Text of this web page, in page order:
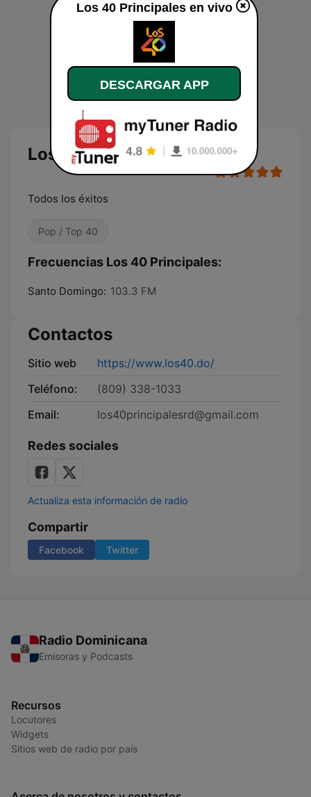
Los 40 Principales en vivo
Todos los éxitos
Pop / Top 40
Frecuencias Los 40 Principales:
Santo Domingo: 103.3 FM
Contactos
Sitio web
https://www.los40.do/
Teléfono:
(809) 338-1033
Email:
los40principalesrd@gmail.com
Redes sociales
Actualiza esta información de radio
Compartir
Facebook Twitter
Radio Dominicana
Emisoras y Podcasts
Recursos
Locutores
Widgets
Sitios web de radio por país
Los 40 Principales en vivo
DESCARGAR APP